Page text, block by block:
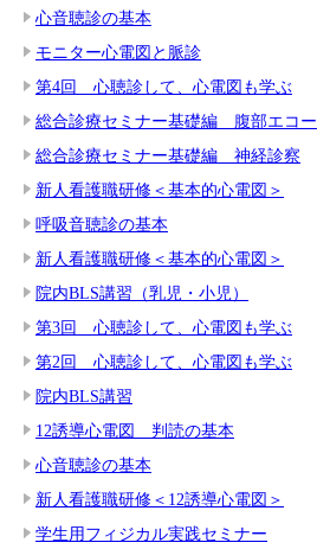
心音聴診の基本
モニター心電図と脈診
第4回 心聴診して、心電図も学ぶ
総合診療セミナー基礎編 腹部エコー
総合診療セミナー基礎編 神経診察
新人看護職研修＜基本的心電図＞
呼吸音聴診の基本
新人看護職研修＜基本的心電図＞
院内BLS講習（乳児・小児）
第3回 心聴診して、心電図も学ぶ
第2回 心聴診して、心電図も学ぶ
院内BLS講習
12誘導心電図 判読の基本
心音聴診の基本
新人看護職研修＜12誘導心電図＞
学生用フィジカル実践セミナー